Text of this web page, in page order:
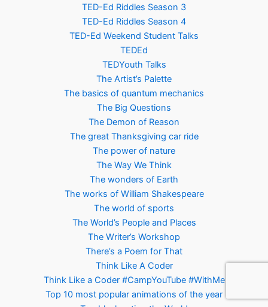
TED-Ed Riddles Season 3
TED-Ed Riddles Season 4
TED-Ed Weekend Student Talks
TEDEd
TEDYouth Talks
The Artist’s Palette
The basics of quantum mechanics
The Big Questions
The Demon of Reason
The great Thanksgiving car ride
The power of nature
The Way We Think
The wonders of Earth
The works of William Shakespeare
The world of sports
The World’s People and Places
The Writer’s Workshop
There’s a Poem for That
Think Like A Coder
Think Like a Coder #CampYouTube #WithMe
Top 10 most popular animations of the year